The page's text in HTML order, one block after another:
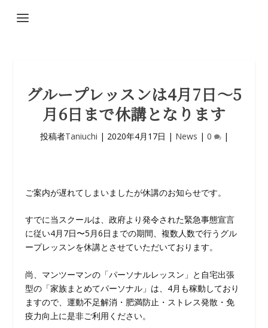
グループレッスンは4月7日〜5
月6日まで休講となります
投稿者Taniuchi | 2020年4月17日 | News | 0 |
ご案内が遅れてしまいましたが休講のお知らせです。
すでに当スクールは、政府より発令された緊急事態宣言
に従い4月7日〜5月6日までの期間、複数人数で行うグル
ープレッスンを休講とさせていただいております。
尚、マンツーマンの「パーソナルレッスン」と自宅出張
型の「家族まとめてパーソナル」は、4月も稼動しており
ますので、運動不足解消・肥満防止・ストレス発散・免
疫力向上に是非ご利用ください。